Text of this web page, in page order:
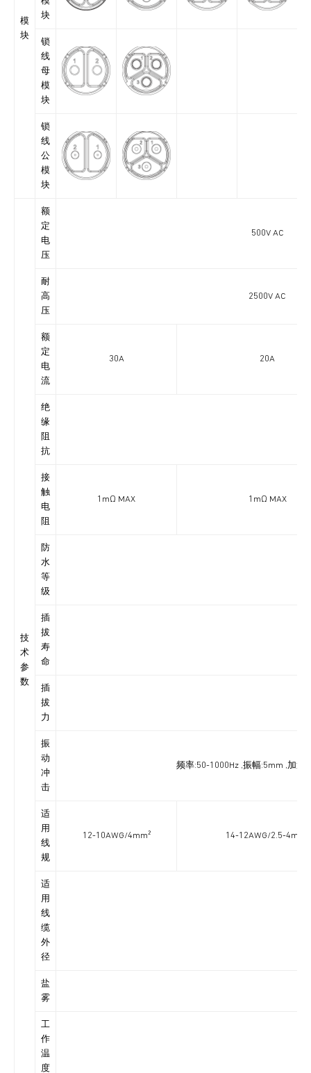
模
块
块
锁
线
母
模
块
锁
线
公
模
块
技
术
参
数
额
定
电
压
500V AC
耐
高
压
2500V AC
额
定
电
流
30A 20A
绝
缘
阻
抗
接
触
电
阻
1mΩ MAX 1mΩ MAX
防
水
等
级
插
拔
寿
命
插
拔
力
振
动
冲
击
频率:50-1000Hz ,振幅:5mm ,加
适
用
线
规
12-10AWG/4mm² 14-12AWG/2.5-4mm²
适
用
线
缆
外
径
盐
雾
工
作
温
度